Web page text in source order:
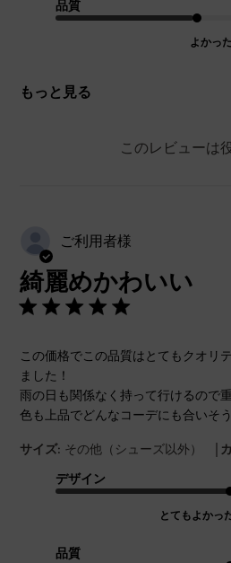
品質
よかった
もっと見る
このレビューは
ご利用者様
綺麗めかわいい
この価格でこの品質はとてもクオリ
ました！
雨の日も関係なく持って行けるので
色も上品でどんなコーデにも合いそう
サイズ: その他（シューズ以外） |
デザイン
とてもよかっ
品質